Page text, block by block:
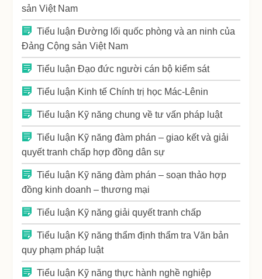
sản Việt Nam
Tiểu luận Đường lối quốc phòng và an ninh của
Đảng Cộng sản Việt Nam
Tiểu luận Đạo đức người cán bộ kiểm sát
Tiểu luận Kinh tế Chính trị học Mác-Lênin
Tiểu luận Kỹ năng chung về tư vấn pháp luật
Tiểu luận Kỹ năng đàm phán – giao kết và giải
quyết tranh chấp hợp đồng dân sự
Tiểu luận Kỹ năng đàm phán – soạn thảo hợp
đồng kinh doanh – thương mại
Tiểu luận Kỹ năng giải quyết tranh chấp
Tiểu luận Kỹ năng thẩm định thẩm tra Văn bản
quy phạm pháp luật
Tiểu luận Kỹ năng thực hành nghề nghiệp